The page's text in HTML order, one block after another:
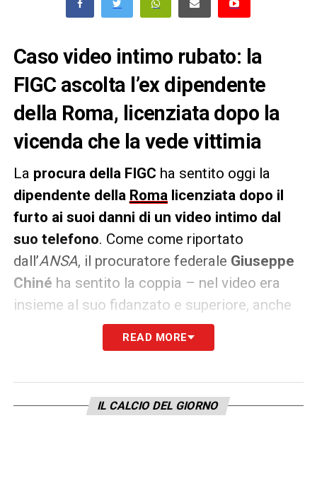
Caso video intimo rubato: la
FIGC ascolta l’ex dipendente
della Roma, licenziata dopo la
vicenda che la vede vittimia
La procura della FIGC ha sentito oggi la
dipendente della Roma licenziata dopo il
furto ai suoi danni di un video intimo dal
suo telefono. Come come riportato
dall’ANSA, il procuratore federale Giuseppe
Chiné ha sentito la coppia – nel video era
insieme al suo fidanzato e superiore, anche
lui licenziato – in merito alla vicenda.
due – che nelle sedi opportune hanno
richiesto un risarcimento alla società – ma
READ MORE
IL CALCIO DEL GIORNO